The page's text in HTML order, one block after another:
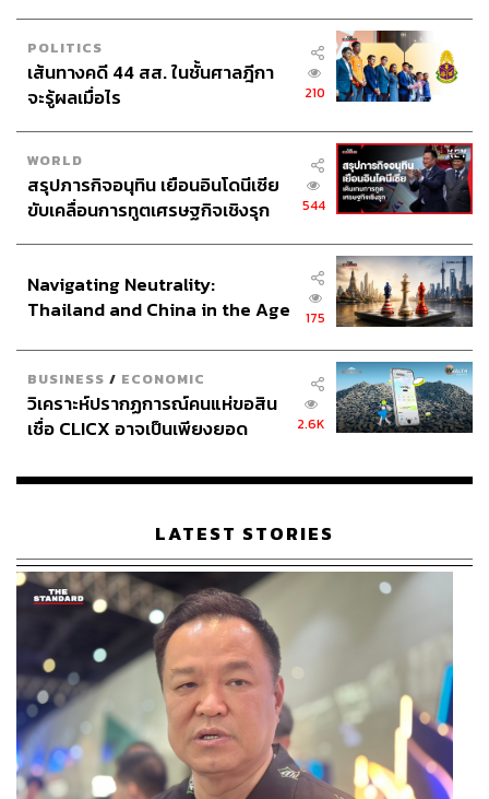
POLITICS
เส้นทางคดี 44 สส. ในชั้นศาลฎีกา
จะรู้ผลเมื่อไร
210
WORLD
สรุปภารกิจอนุทิน เยือนอินโดนีเซีย
ขับเคลื่อนการทูตเศรษฐกิจเชิงรุก
544
Navigating Neutrality:
Thailand and China in the Age
175
BUSINESS / ECONOMIC
วิเคราะห์ปรากฏการณ์คนแห่ขอสิน
เชื่อ CLICX อาจเป็นเพียงยอด
เรือนไทยที่ถูกซุกไว้
2.6K
LATEST STORIES